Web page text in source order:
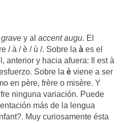
y al accent augu. El
/ à / è / ù /. Sobre la à es el
anterior y hacia afuera: Il est à
Sobre la è viene a ser
en père, frère o misère. Y
ninguna variación. Puede
más de la lengua
Muy curiosamente ésta